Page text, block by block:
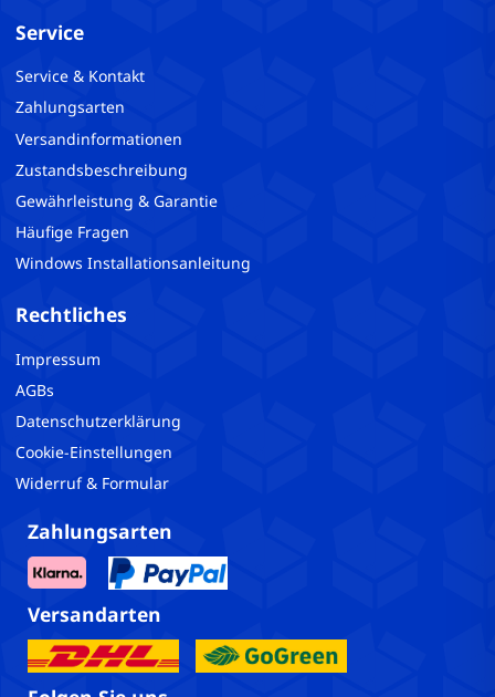
Service
Service & Kontakt
Zahlungsarten
Versandinformationen
Zustandsbeschreibung
Gewährleistung & Garantie
Häufige Fragen
Windows Installationsanleitung
Rechtliches
Impressum
AGBs
Datenschutzerklärung
Cookie-Einstellungen
Widerruf & Formular
Zahlungsarten
Versandarten